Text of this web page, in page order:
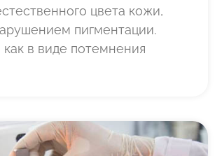
цвета кожи,
пигментации.
как в виде потемнения